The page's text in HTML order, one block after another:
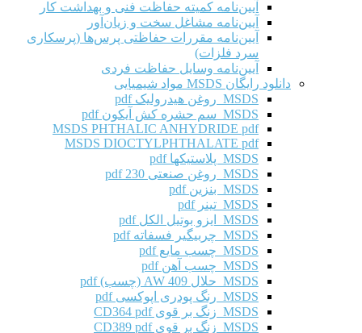
آیین‌نامه کمیته حفاظت فنی و بهداشت کار
آیین‌نامه مشاغل سخت و زیان‌آور
آیین‌نامه مقررات حفاظتی پرس‌ها (پرسکاری
سرد فلزات)
آیین‌نامه وسایل حفاظت فردی
دانلود رایگان MSDS مواد شیمیایی
MSDS روغن هیدرولیک pdf
MSDS سم حشره کش آیکون pdf
MSDS PHTHALIC ANHYDRIDE pdf
MSDS DIOCTYLPHTHALATE pdf
MSDS پلاستیکها pdf
MSDS روغن صنعتی 230 pdf
MSDS بنزین pdf
MSDS تینر pdf
MSDS ایزو بوتیل الکل pdf
MSDS چربیگیر فسفاته pdf
MSDS چسب مایع pdf
MSDS چسب آهن pdf
MSDS حلال AW 409 (چسب) pdf
MSDS رنگ پودری اپوکسی pdf
MSDS زنگ بر قوی CD364 pdf
MSDS زنگ بر قوی CD389 pdf